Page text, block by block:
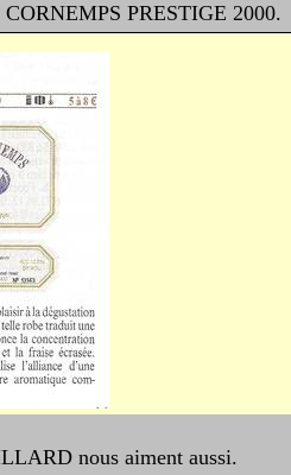
PRESTIGE 2000.
nous aiment aussi.